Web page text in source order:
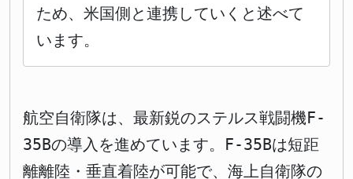
ため、米国側と連携していくと述べて
います。
航空自衛隊は、最新鋭のステルス戦闘機F-
35Bの導入を進めています。F-35Bは短距
離離陸・垂直着陸が可能で、海上自衛隊の